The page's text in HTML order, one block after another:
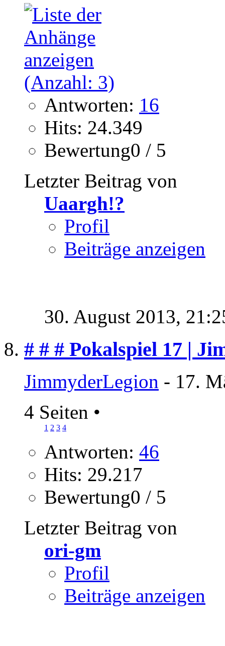
Antworten: 16
Hits: 24.349
Bewertung0 / 5
Letzter Beitrag von
Uaargh!?
Profil
Beiträge anzeigen
30. August 2013,
# # # Pokalspiel 17 |
JimmyderLegion - 17.
4 Seiten •
1 2 3 4
Antworten: 46
Hits: 29.217
Bewertung0 / 5
Letzter Beitrag von
ori-gm
Profil
Beiträge anzeigen